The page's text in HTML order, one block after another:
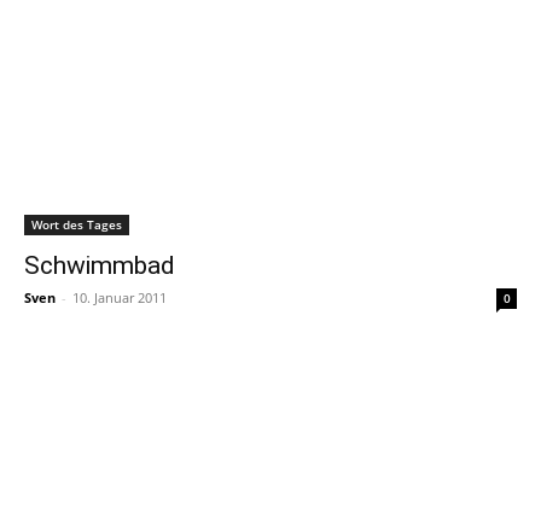
Wort des Tages
Schwimmbad
Sven - 10. Januar 2011 0